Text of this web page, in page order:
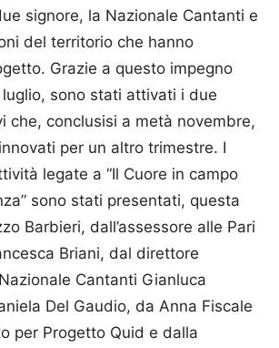
signore, la Nazionale Cantanti e
del territorio che hanno
Grazie a questo impegno
sono stati attivati i due
che, conclusisi a metà novembre,
per un altro trimestre. I
legate a “Il Cuore in campo
sono stati presentati, questa
Barbieri, dall’assessore alle Pari
Briani, dal direttore
Cantanti Gianluca
Del Gaudio, da Anna Fiscale
per Progetto Quid e dalla